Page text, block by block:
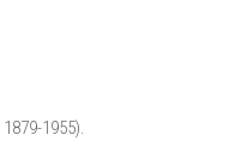
1955).